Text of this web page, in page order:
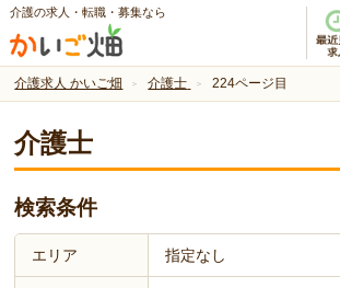
介護の求人・転職・募集なら
介護求人 かいご畑 介護士 224ページ目
介護士
検索条件
エリア 指定なし